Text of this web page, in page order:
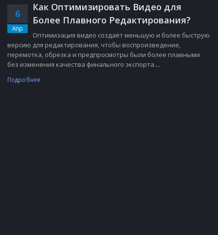
6
Апр
Как Оптимизировать Видео для
Более Плавного Редактирования?
Оптимизация видео создаёт меньшую и более быструю
версию для редактирования, чтобы воспроизведение,
перемотка, обрезка и предпросмотры были более плавными
без изменения качества финального экспорта....
Подробнее